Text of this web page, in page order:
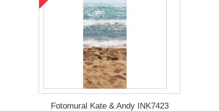
Fotomural Kate & Andy INK7423